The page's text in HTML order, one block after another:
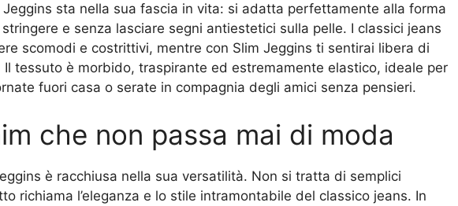
sta nella sua fascia in vita: si adatta perfettamente alla forma
e senza lasciare segni antiestetici sulla pelle. I classici jeans
scomodi e costrittivi, mentre con Slim Jeggins ti sentirai libera di
Il tessuto è morbido, traspirante ed estremamente elastico, ideale per
fuori casa o serate in compagnia degli amici senza pensieri.
che non passa mai di moda
è racchiusa nella sua versatilità. Non si tratta di semplici
richiama l’eleganza e lo stile intramontabile del classico jeans. In